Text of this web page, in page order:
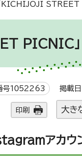
KICHIJOJI STREET
PICNIC」
号1052263 掲載日
印刷 大き
アカウ